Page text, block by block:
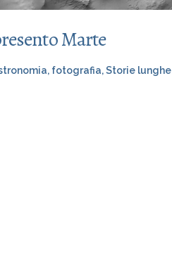
Marte
, fotografia,Storie lunghe